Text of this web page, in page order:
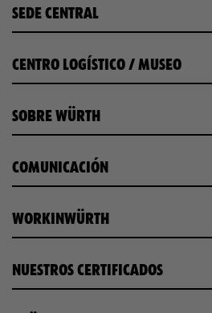
SEDE CENTRAL
CENTRO LOGÍSTICO / MUSEO
SOBRE WÜRTH
COMUNICACIÓN
WORKINWÜRTH
NUESTROS CERTIFICADOS